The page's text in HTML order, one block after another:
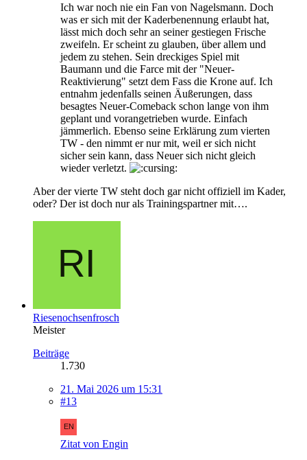
Ich war noch nie ein Fan von Nagelsmann. Doch
was er sich mit der Kaderbenennung erlaubt hat,
lässt mich doch sehr an seiner gestiegen Frische
zweifeln. Er scheint zu glauben, über allem und
jedem zu stehen. Sein dreckiges Spiel mit
Baumann und die Farce mit der "Neuer-
Reaktivierung" setzt dem Fass die Krone auf. Ich
entnahm jedenfalls seinen Äußerungen, dass
besagtes Neuer-Comeback schon lange von ihm
geplant und vorangetrieben wurde. Einfach
jämmerlich. Ebenso seine Erklärung zum vierten
TW - den nimmt er nur mit, weil er sich nicht
sicher sein kann, dass Neuer sich nicht gleich
wieder verletzt.
Aber der vierte TW steht doch gar nicht offiziell im Kader,
oder? Der ist doch nur als Trainingspartner mit….
Riesenochsenfrosch
Meister
Beiträge
1.730
21. Mai 2026 um 15:31
#13
Zitat von Engin